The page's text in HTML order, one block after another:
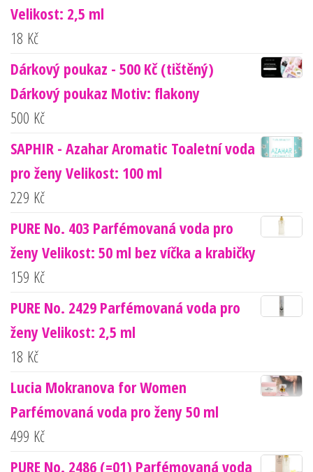
Velikost: 2,5 ml
18 Kč
Dárkový poukaz - 500 Kč (tištěný)
Dárkový poukaz Motiv: flakony
500 Kč
SAPHIR - Azahar Aromatic Toaletní voda
pro ženy Velikost: 100 ml
229 Kč
PURE No. 403 Parfémovaná voda pro
ženy Velikost: 50 ml bez víčka a krabičky
159 Kč
PURE No. 2429 Parfémovaná voda pro
ženy Velikost: 2,5 ml
18 Kč
Lucia Mokranova for Women
Parfémovaná voda pro ženy 50 ml
499 Kč
PURE No. 2486 (=01) Parfémovaná voda